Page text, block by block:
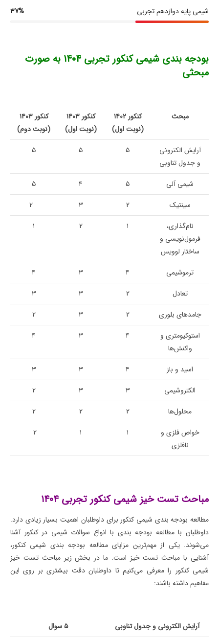
شیمی پایه دوازدهم تجربی 37%
بودجه بندی شیمی کنکور تجربی ۱۴۰۴ به صورت
مبحثی
مبحث
کنکور ۱۴۰۲
(نوبت اول)
کنکور ۱۴۰۳
(نوبت اول)
کنکور ۱۴۰۳
(نوبت دوم)
آرایش الکترونی
و جدول تناوبی
۵ ۵ ۵
شیمی آلی ۵ ۴
۵
سینتیک
۲ ۳
۲
نام‌گذاری،
فرمول‌نویسی و
ساختار لوویس
۱ ۲ ۱
ترموشیمی ۴ ۳
۴
تعادل
۲ ۳
۳
جامدهای بلوری
۲ ۳
۲
استوکیومتری و
واکنش‌ها
۴ ۳ ۴
اسید و باز ۴ ۳
۳
الکتروشیمی
۳ ۳
۲
محلول‌ها
۲ ۲
۲
خواص فلزی و
نافلزی
۱ ۱ ۲
مباحث تست خیز شیمی کنکور تجربی ۱۴۰۴
مطالعه بودجه بندی شیمی کنکور برای داوطلبان اهمیت بسیار زیادی دارد.
داوطلبان با مطالعه بودجه بندی با انواع سوالات شیمی در کنکور آشنا
می‌شوند. یکی از مهم‌ترین مزایای مطالعه بودجه بندی شیمی کنکور،
آشنایی با مباحث تست خیز است. ما در بخش زیر مباحث تست خیز
شیمی کنکور را معرفی می‌کنیم تا داوطلبان دقت بیشتری بر روی این
مفاهیم داشته باشند:
آرایش الکترونی و جدول تناوبی ۵ سوال